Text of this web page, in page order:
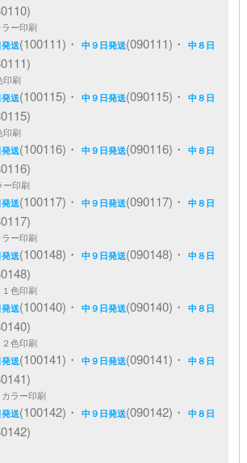
ー印刷
送(100111)・中９日発送(090111)・中８日
刷
送(100115)・中９日発送(090115)・中８日
刷
送(100116)・中９日発送(090116)・中８日
印刷
送(100117)・中９日発送(090117)・中８日
ー印刷
送(100148)・中９日発送(090148)・中８日
色印刷
送(100140)・中９日発送(090140)・中８日
色印刷
送(100141)・中９日発送(090141)・中８日
ラー印刷
送(100142)・中９日発送(090142)・中８日